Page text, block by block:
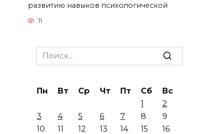
развитию навыков психологической
11
Search
for:
Пн Вт Ср Чт Пт Сб
Вс
1
2
3
4 5 6 7 8
9
10
11 12 13 14 15
16